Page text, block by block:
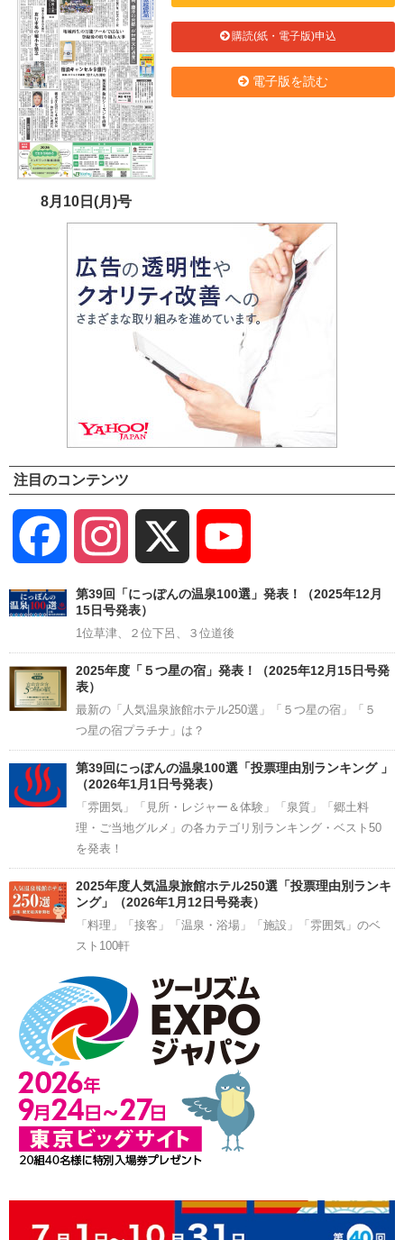
8月10日(月)号
購読(紙・電子版)申込
電子版を読む
注目のコンテンツ
Facebook Instagram
Channel
第39回「にっぽんの温泉100選」発表！（2025年12月
15日号発表）
1位草津、２位下呂、３位道後
2025年度「５つ星の宿」発表！（2025年12月15日号発
表）
最新の「人気温泉旅館ホテル250選」「５つ星の宿」「５
つ星の宿プラチナ」は？
第39回にっぽんの温泉100選「投票理由別ランキング 」
（2026年1月1日号発表）
「雰囲気」「見所・レジャー＆体験」「泉質」「郷土料
理・ご当地グルメ」の各カテゴリ別ランキング・ベスト50
を発表！
2025年度人気温泉旅館ホテル250選「投票理由別ランキ
ング」（2026年1月12日号発表）
「料理」「接客」「温泉・浴場」「施設」「雰囲気」のベ
スト100軒